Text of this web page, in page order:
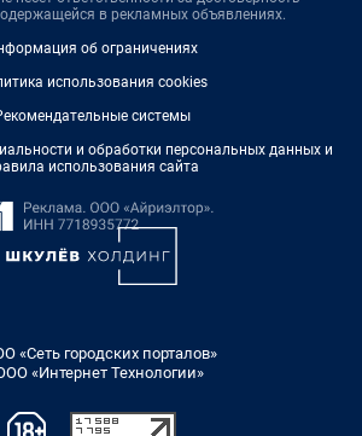
в рекламных объявлениях.
об ограничениях
использования cookies
системы
и обработки персональных данных и
использования сайта
«Сеть городских порталов»
«Интернет Технологии»